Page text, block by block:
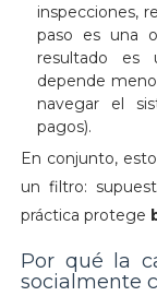
inspecciones,
paso es una
resultado es
depende
navegar el
pagos).
En conjunto,
un filtro:
práctica protege
Por qué la
socialmente